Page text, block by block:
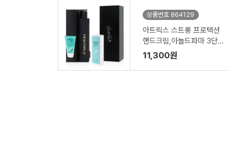
상품번호 864129
아트릭스 스트롱 프로텍션
핸드크림,아놀드파마 3단수
동솔리드 우산세트
11,300원